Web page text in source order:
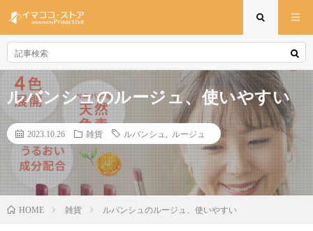
ルバンシュのルージュ、使いやすい
2023.10.26 雑貨 ルバンシュ ルージュ
HOME 雑貨 ルバンシュのルージュ、使いやすい